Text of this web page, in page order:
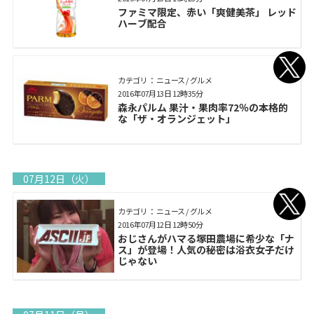
ファミマ限定、赤い「爽健美茶」 レッド
ハーブ配合
カテゴリ： ニュース / グルメ
森永パルム 果汁・果肉率72％の本格的
な「ザ・オランジェット」
2016年07月13日 12時35分
07月12日（火）
カテゴリ： ニュース / グルメ
おじさんがハマる塚田農場に希少な「ナ
ス」が登場！人気の秘密は浴衣女子だけ
じゃない
2016年07月12日 12時50分